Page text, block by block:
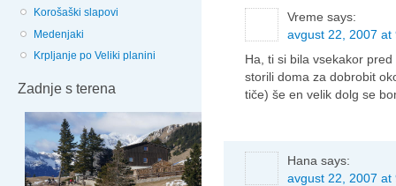
Korošaški slapovi
Medenjaki
Krpljanje po Veliki planini
Zadnje s terena
Vreme says:
avgust 22, 2007 at
Ha, ti si bila vsekakor
storili doma za dobrobit
tiče) še en velik dolg se
Hana says:
avgust 22, 2007 at